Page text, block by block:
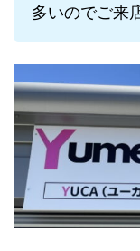
多いのでご来